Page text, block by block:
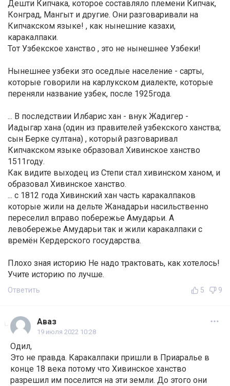
Дешти Кипчака, которое составляло племени Кипчак,
Конград, Мангыт и другие. Они разговаривали на
Кипчакском языке! , как нынешние казахи,
каракалпаки.
Тот Узбекское ханство , это не нынешнее Узбеки!
Нынешнее узбеки это оседлые население - сарты,
которые говорили на карлукском диалекте, которые
переняли название узбек, после 1925года.
... В последствии Илбарис хан - внук Жадигер -
Иадыгар хана (один из правителей узбекского ханства;
сын Берке султана) , который разговаривал
Кипчакском языке образовал Хивинское ханство
1511году.
Как видите выходец из Степи стал хивинском ханом, и
образовал Хивинское ханство.
... с 1812 года Хивинский хан часть каракалпаков
которые жили на дельте Жанадарьи насильственно
переселил вправо побережье Амударьи. А
левобережье Амударьи так и жили каракалпаки с
времён Кердерского государства.
Плохо зная историю Не надо трактовать, как хотелось!
Учите историю по лучше.
Ответить 5 9
Аваз
19 июля 2022 10:28
Одил,
Это не правда. Каракалпаки пришли в Приаралье в
конце 18 века потому что Хивинское ханство
разрешил им поселится на эти земли. До этого они